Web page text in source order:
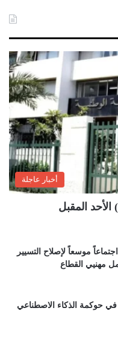
أخبار عاجلة
موسعاً لإصلاح التسيير
مهنيي القطاع
في حوكمة الذكاء الاصطناعي